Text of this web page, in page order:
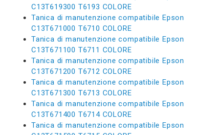
C13T619300 T6193 COLORE
Tanica di manutenzione compatibile Epson
C13T671000 T6710 COLORE
Tanica di manutenzione compatibile Epson
C13T671100 T6711 COLORE
Tanica di manutenzione compatibile Epson
C13T671200 T6712 COLORE
Tanica di manutenzione compatibile Epson
C13T671300 T6713 COLORE
Tanica di manutenzione compatibile Epson
C13T671400 T6714 COLORE
Tanica di manutenzione compatibile Epson